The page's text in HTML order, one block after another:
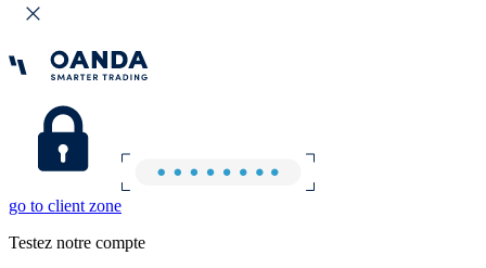
go to client zone
Testez notre compte